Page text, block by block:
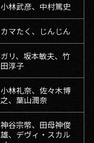
小林武彦、中村篤史
カマたく、じんじん
ガリ、坂本敏夫、竹
田淳子
小林礼奈、佐々木博
之、葉山潤奈
神谷宗幣、田母神俊
雄、デヴィ・スカル